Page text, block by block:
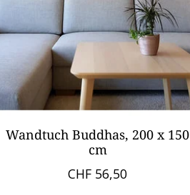
Wandtuch Buddhas, 200 x 150
cm
CHF 56,50